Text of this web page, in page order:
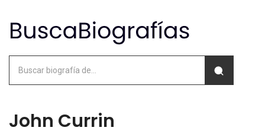
John Currin